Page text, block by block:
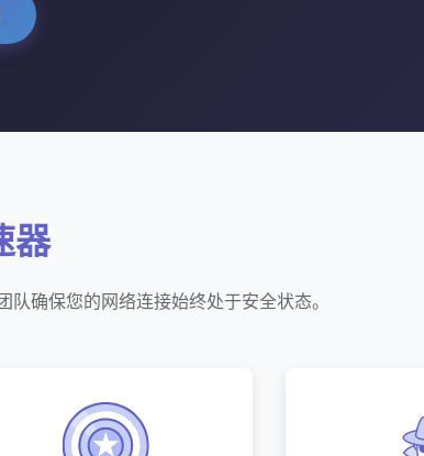
器
确保您的网络连接始终处于安全状态。